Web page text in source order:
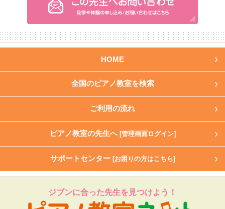
HOME
全国のピアノ教室を検索
ご利用の流れ
ピアノ教室の先生へ [管理画面ログイン]
サポートセンター [お困りの方はこちら]
ジブンに合った先生を見つけよう！